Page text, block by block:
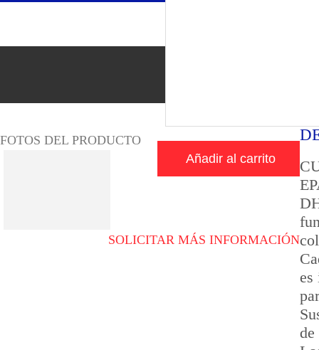
Añadir al carrito
FOTOS DEL PRODUCTO
SOLICITAR MÁS INFORMACIÓN